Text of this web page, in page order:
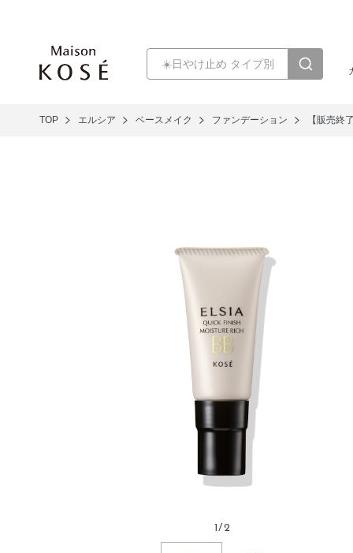
TOP エルシア ベースメイク ファンデーション 【販売終
1/2